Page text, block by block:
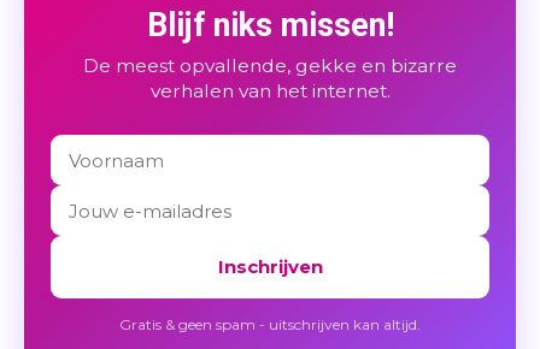
Blijf niks missen!
De meest opvallende, gekke en bizarre
verhalen van het internet.
Inschrijven
Gratis & geen spam - uitschrijven kan altijd.